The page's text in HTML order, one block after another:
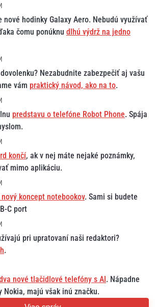
nové hodinky Galaxy Aero. Nebudú využívať
čomu ponúknu dlhú výdrž na jedno
Nezabudnite zabezpečiť aj vašu
vám praktický návod, ako na to.
predstavu o telefóne Robot Phone. Spája
končí, ak v nej máte nejaké poznámky,
mimo aplikáciu.
koncept notebookov. Sami si budete
C port
pri upratovaní naši redaktori?
.
nové tlačidlové telefóny s AI . Nápadne
Nokia, majú však inú značku.